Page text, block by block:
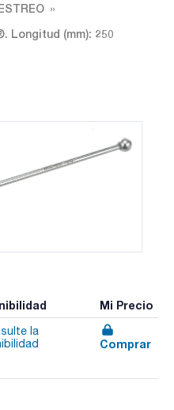
Longitud (mm): 250
Mi Precio
la
Comprar